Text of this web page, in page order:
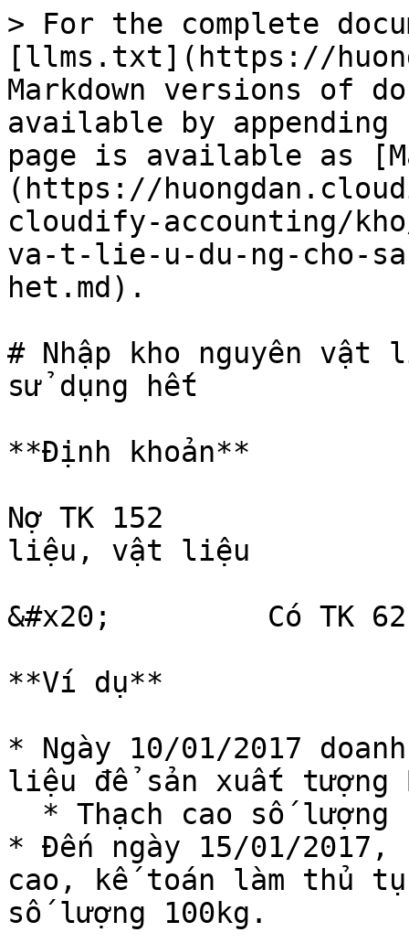
> For the complete
[llms.txt](https://
Markdown versions of
available by
page is available as
(https://
cloudify-accounting/
va-t-lie-u-du-ng-cho-
het.md).
# Nhập kho nguyên vật
sử dụng hết
**Định khoản**
Nợ TK 152
liệu, vật liệu
&#x20;         Có TK
**Ví dụ**
* Ngày 10/01/2017
liệu để sản xuất tượng
* Đến ngày 15/01/2017,
cao, kế toán làm thủ
số lượng 100kg.